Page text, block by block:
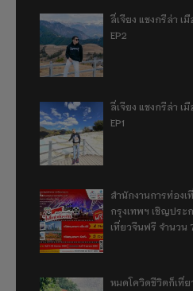
ลี่เจียง แชงกรีล่า เ
EP2
ลี่เจียง แชงกรีล่า เ
EP1
สำนักงานการท่อง
กรุงเทพฯ เชิญประ
เที่ยวจีนฟรี จำนวน
หมดโควิดชีวิตก็เที่ย